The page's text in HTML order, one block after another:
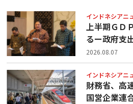
インドネシアニ
上半期ＧＤ
るー政府支
2026.08.07
インドネシアニ
財務省、高
国営企業連